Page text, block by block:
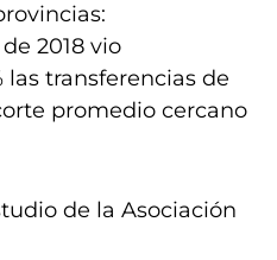
2018 vio
transferencias de
promedio cercano
de la Asociación